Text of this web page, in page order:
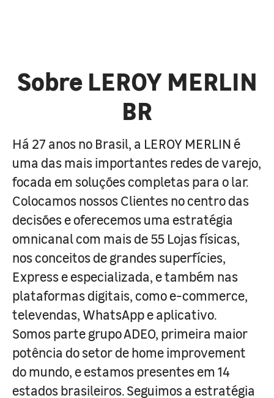
Sobre LEROY MERLIN
BR
Há 27 anos no Brasil, a LEROY MERLIN é
uma das mais importantes redes de varejo,
focada em soluções completas para o lar.
Colocamos nossos Clientes no centro das
decisões e oferecemos uma estratégia
omnicanal com mais de 55 Lojas físicas,
nos conceitos de grandes superfícies,
Express e especializada, e também nas
plataformas digitais, como e-commerce,
televendas, WhatsApp e aplicativo.
Somos parte grupo ADEO, primeira maior
potência do setor de home improvement
do mundo, e estamos presentes em 14
estados brasileiros. Seguimos a estratégia